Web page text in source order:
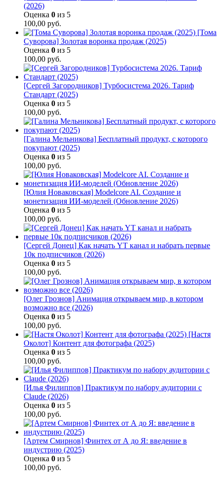
(2026)
Оценка 0 из 5
100,00 руб.
[Тома
Суворова] Золотая воронка продаж (2025)
Оценка 0 из 5
100,00 руб.
[Сергей Загородников] Турбосистема 2026. Тариф
Стандарт (2025)
Оценка 0 из 5
100,00 руб.
[Галина Мельникова] Бесплатный продукт, с которого
покупают (2025)
Оценка 0 из 5
100,00 руб.
[Юлия Новаковская] Modelcore AI. Создание и
монетизация ИИ-моделей (Обновление 2026)
Оценка 0 из 5
100,00 руб.
[Сергей Донец] Как начать YT канал и набрать первые
10к подписчиков (2026)
Оценка 0 из 5
100,00 руб.
[Олег Грознов] Анимация открываем мир, в котором
возможно все (2026)
Оценка 0 из 5
100,00 руб.
[Настя
Околот] Контент для фотографа (2025)
Оценка 0 из 5
100,00 руб.
[Илья Филиппов] Практикум по набору аудитории с
Claude (2026)
Оценка 0 из 5
100,00 руб.
[Артем Смирнов] Финтех от А до Я: введение в
индустрию (2025)
Оценка 0 из 5
100,00 руб.